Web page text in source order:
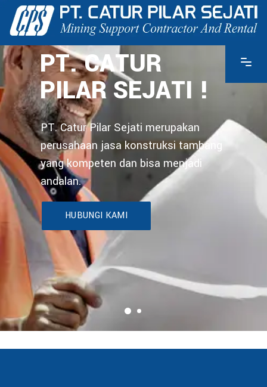
PT. CATUR
PILAR SEJATI !
PT. Catur Pilar Sejati merupakan
perusahaan jasa konstruksi tambang
yang kompeten dan bisa menjadi
andalan.
HUBUNGI KAMI